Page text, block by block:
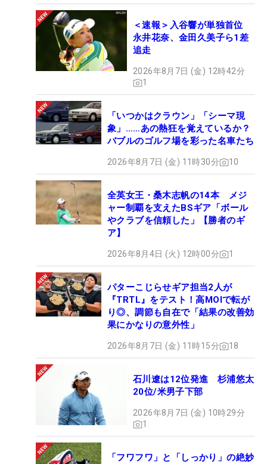
＜速報＞入谷響が単独首位
永井花奈、金田久美子ら1差
追走
2026年8月7日 (金) 12時42分
1
「いつかはクラウン」「シーマ現
象」……あの熱狂を覚えているか？
バブルのゴルフ場を彩った名車たち
2026年8月7日 (金) 11時30分 10
全英女王・桑木志帆の14本 メジ
ャー制覇を支えたBSギア「ボール
やクラブを信頼した」【勝者のギ
ア】
2026年8月4日 (火) 12時00分 1
パターこじらせギア担当2人が
『TRTL』をテスト！高MOIで転が
り◎、調節も自在で「結果の改善効
果にかなりの意外性」
2026年8月7日 (金) 11時15分 18
石川遼は12位発進 杉浦悠太
20位/米男子下部
2026年8月7日 (金) 10時29分
1
「フワフワ」と「しっかり」の絶妙